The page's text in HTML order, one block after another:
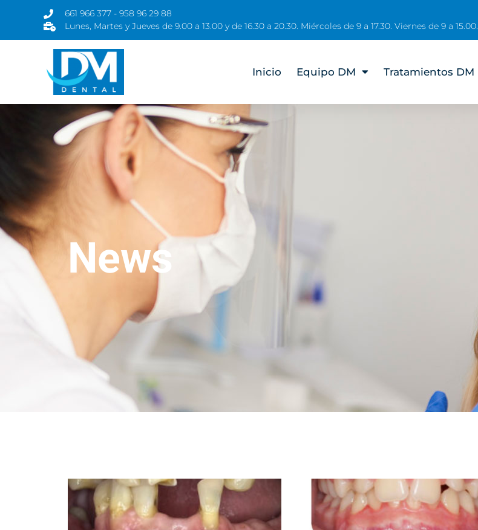
661 966 377 - 958 96 29 88
Lunes, Martes y Jueves de 9.00 a 13.00 y de 16.30 a 20.30. Miércoles de 9 a 17.30. Viernes de 9 a 15.00.
Inicio Equipo DM Tratamientos DM
News